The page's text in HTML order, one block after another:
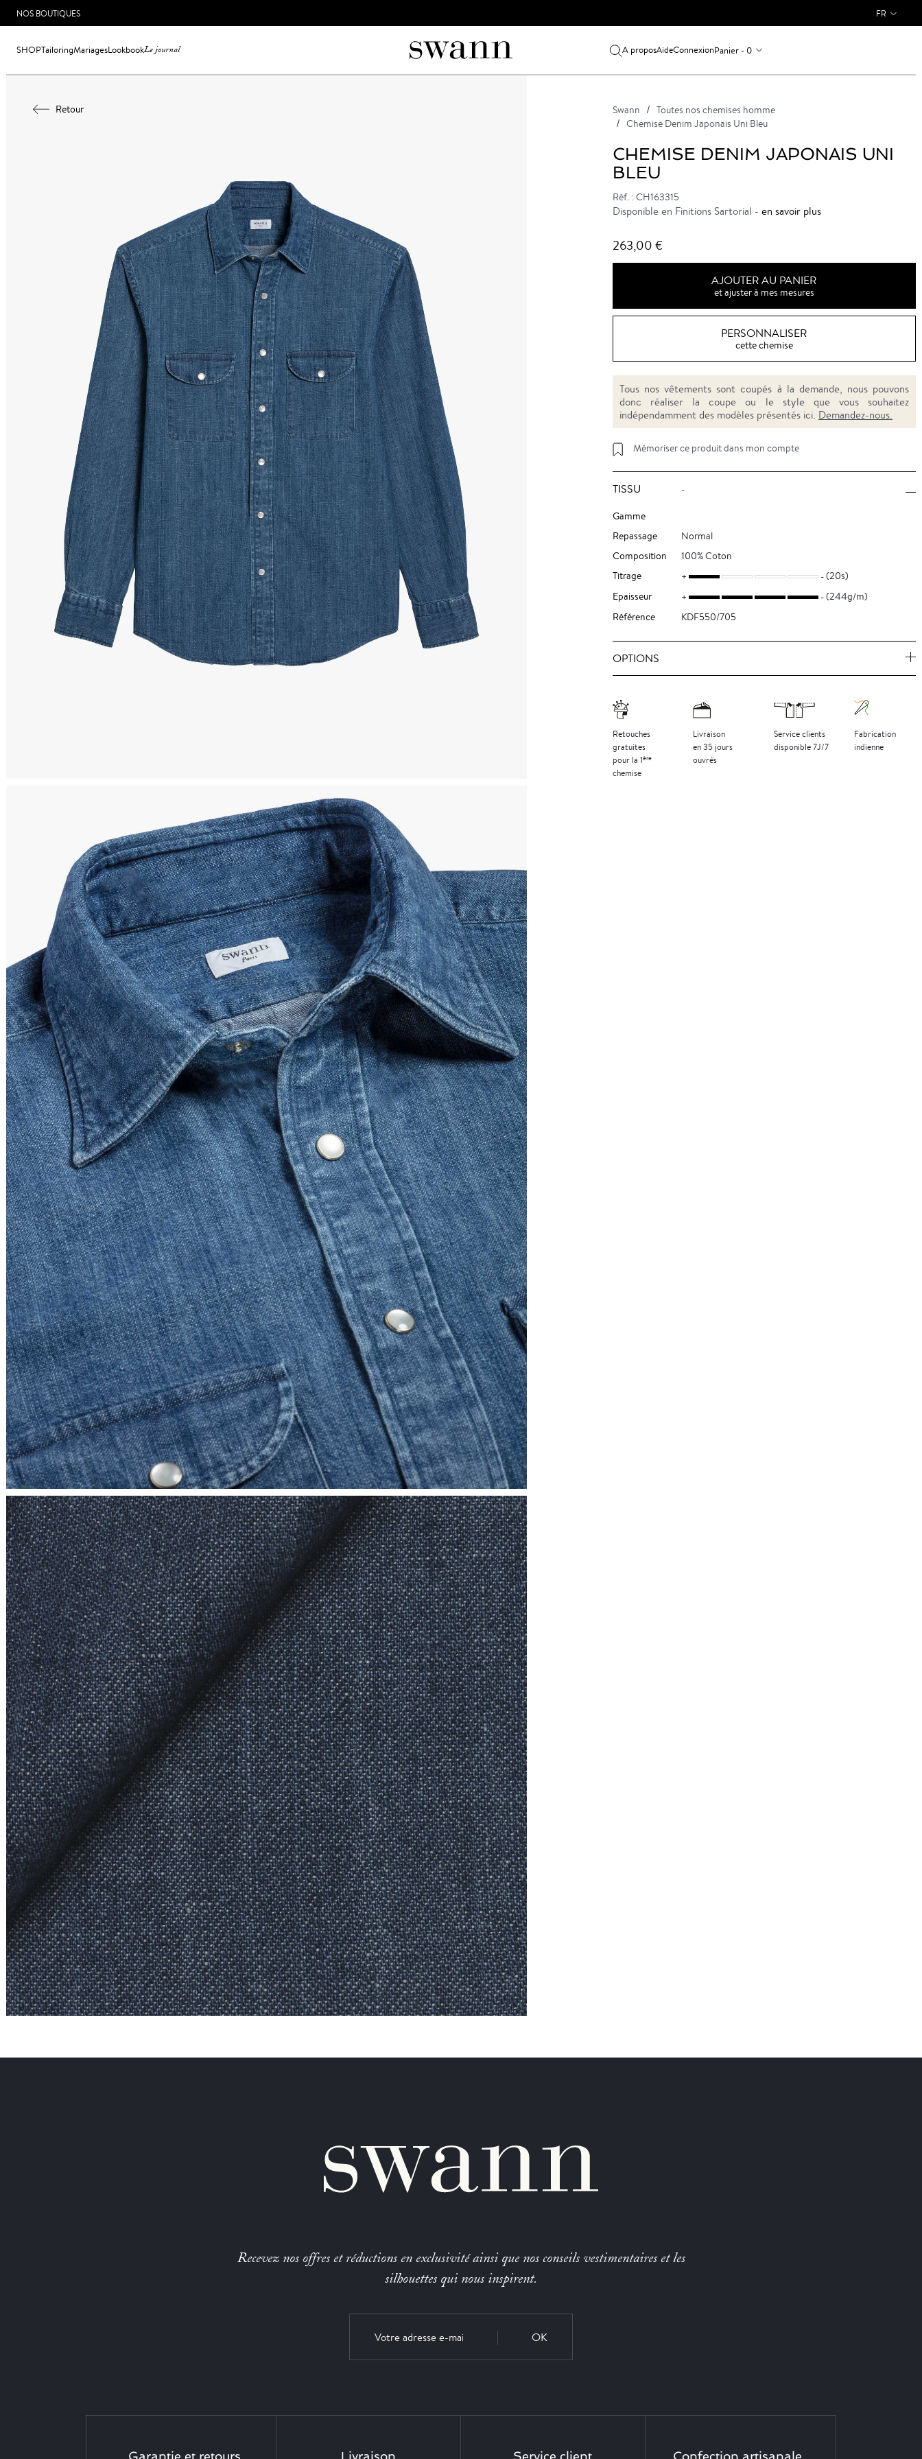
NOS BOUTIQUES FR
SHOPTailoringMariagesLookbookLe journal A proposAideConnexionPanier - 0
Retour Swann
Toutes nos chemises homme
Chemise Denim Japonais Uni Bleu
CHEMISE DENIM JAPONAIS UNI
BLEU
Réf. : CH163315
Disponible en Finitions Sartorial - en savoir plus
263,00 €
AJOUTER AU PANIER
et ajuster à mes mesures
PERSONNALISER
cette chemise
Tous nos vêtements sont coupés à la demande, nous pouvons
donc réaliser la coupe ou le style que vous souhaitez
indépendamment des modèles présentés ici. Demandez-nous.
Mémoriser ce produit dans mon compte
TISSU -
Gamme
Repassage
Normal
Composition
100% Coton
Titrage
(20s)
Epaisseur
(244g/m)
Référence
KDF550/705
OPTIONS
Retouches
gratuites
pour la 1ère
chemise
Livraison
en 35 jours
ouvrés
Service clients
disponible 7J/7
Fabrication
indienne
Recevez nos offres et réductions en exclusivité ainsi que nos conseils vestimentaires et les
silhouettes qui nous inspirent.
OK